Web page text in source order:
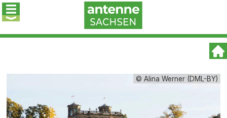
© Alina Werner (DML-BY)